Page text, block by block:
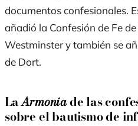
documentos confesionales.
añadió la Confesión de Fe
Westminster y también se
de Dort.
LaArmoníade las
sobre el bautismo de